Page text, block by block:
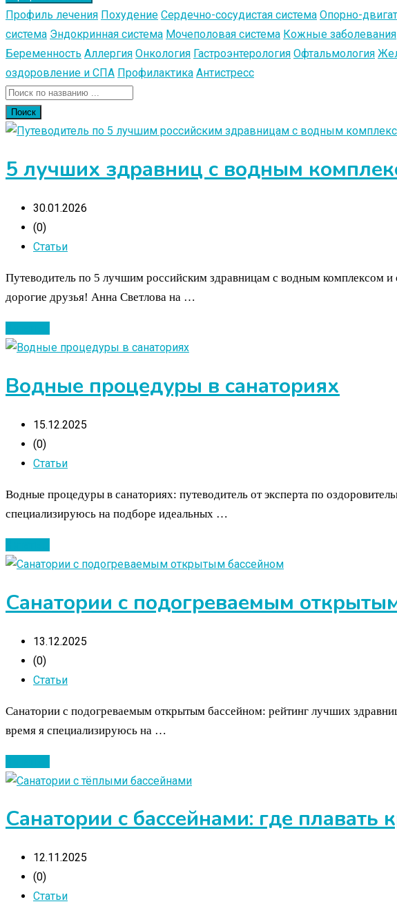
Профиль лечения Похудение Сердечно-сосудистая система Опорно-
система Эндокринная система Мочеполовая система Кожные заболевания
Беременность Аллергия Онкология Гастроэнтерология Офтальмология
оздоровление и СПА Профилактика Антистресс
Поиск
5 лучших здравниц с водным
30.01.2026
(0)
Статьи
Путеводитель по 5 лучшим российским здравницам с водным комплексом
дорогие друзья! Анна Светлова на …
Водные процедуры в санаториях
15.12.2025
(0)
Статьи
Водные процедуры в санаториях: путеводитель от эксперта по
специализируюсь на подборе идеальных …
Санатории с подогреваемым
13.12.2025
(0)
Статьи
Санатории с подогреваемым открытым бассейном: рейтинг лучших
время я специализируюсь на …
Санатории с бассейнами: где плавать
12.11.2025
(0)
Статьи